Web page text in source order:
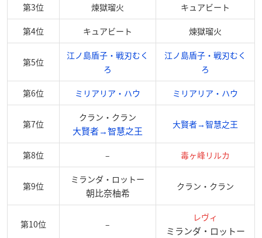
第3位 煉獄瑠火 キュアビート
第4位 キュアビート 煉獄瑠火
第5位
江ノ島盾子・戦刃むく
ろ
江ノ島盾子・戦刃むく
ろ
第6位 ミリアリア・ハウ ミリアリア・ハウ
第7位
クラン・クラン
大賢者→智慧之王
大賢者→智慧之王
第8位 – 毒ヶ峰リルカ
第9位
ミランダ・ロットー
朝比奈柚希
クラン・クラン
第10位 –
レヴィ
ミランダ・ロットー